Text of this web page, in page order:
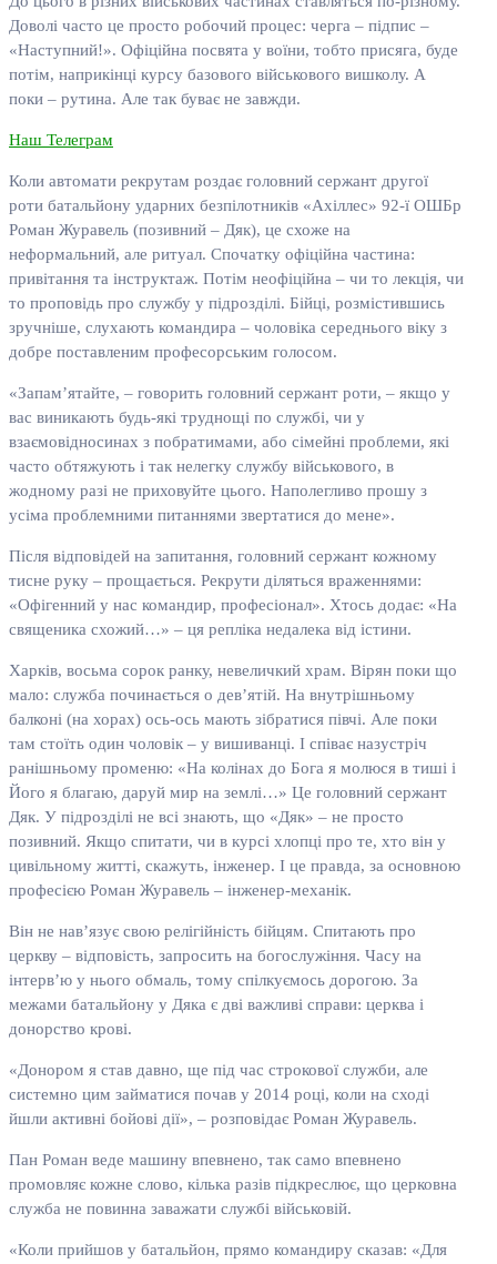
Доволі часто це просто робочий процес: черга – підпис –
«Наступний!». Офіційна посвята у воїни, тобто присяга, буде
потім, наприкінці курсу базового військового вишколу. А
поки – рутина. Але так буває не завжди.
Наш Телеграм
Коли автомати рекрутам роздає головний сержант другої
роти батальйону ударних безпілотників «Ахіллес» 92-ї ОШБр
Роман Журавель (позивний – Дяк), це схоже на
неформальний, але ритуал. Спочатку офіційна частина:
привітання та інструктаж. Потім неофіційна – чи то лекція, чи
то проповідь про службу у підрозділі. Бійці, розмістившись
зручніше, слухають командира – чоловіка середнього віку з
добре поставленим професорським голосом.
«Запам’ятайте, – говорить головний сержант роти, – якщо у
вас виникають будь-які труднощі по службі, чи у
взаємовідносинах з побратимами, або сімейні проблеми, які
часто обтяжують і так нелегку службу військового, в
жодному разі не приховуйте цього. Наполегливо прошу з
усіма проблемними питаннями звертатися до мене».
Після відповідей на запитання, головний сержант кожному
тисне руку – прощається. Рекрути діляться враженнями:
«Офігенний у нас командир, професіонал». Хтось додає: «На
священика схожий…» – ця репліка недалека від істини.
Харків, восьма сорок ранку, невеличкий храм. Вірян поки що
мало: служба починається о дев’ятій. На внутрішньому
балконі (на хорах) ось-ось мають зібратися півчі. Але поки
там стоїть один чоловік – у вишиванці. І співає назустріч
ранішньому променю: «На колінах до Бога я молюся в тиші і
Його я благаю, даруй мир на землі…» Це головний сержант
Дяк. У підрозділі не всі знають, що «Дяк» – не просто
позивний. Якщо спитати, чи в курсі хлопці про те, хто він у
цивільному житті, скажуть, інженер. І це правда, за основною
професією Роман Журавель – інженер-механік.
Він не нав’язує свою релігійність бійцям. Спитають про
церкву – відповість, запросить на богослужіння. Часу на
інтерв’ю у нього обмаль, тому спілкуємось дорогою. За
межами батальйону у Дяка є дві важливі справи: церква і
донорство крові.
«Донором я став давно, ще під час строкової служби, але
системно цим займатися почав у 2014 році, коли на сході
йшли активні бойові дії», – розповідає Роман Журавель.
Пан Роман веде машину впевнено, так само впевнено
промовляє кожне слово, кілька разів підкреслює, що церковна
служба не повинна заважати службі військовій.
«Коли прийшов у батальйон, прямо командиру сказав: «Для